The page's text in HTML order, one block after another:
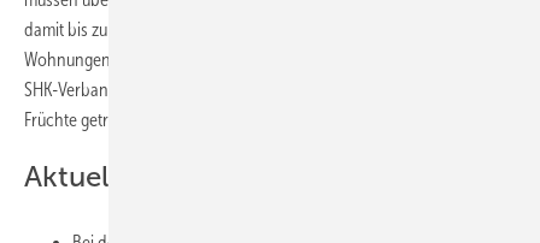
damit bis zum Jahr 2030 die zusätzlich benötigten drei Millionen
Wohnungen zusammenkommen. Hier haben viele Gespräche der
SHK-Verbandsorganisa­tion mit Bundestagsabgeordneten offenbar
Früchte getragen.
Aktuelle Projekte